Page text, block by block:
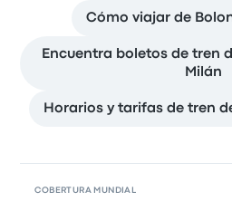
Cómo viajar de
Encuentra boletos de tren
Milán
Horarios y tarifas de tren
COBERTURA MUNDIAL